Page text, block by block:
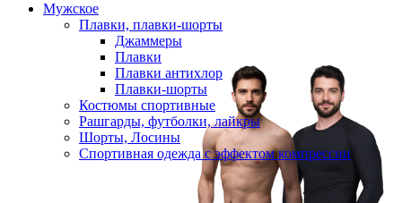
Мужское
Плавки, плавки-шорты
Джаммеры
Плавки
Плавки антихлор
Плавки-шорты
Костюмы спортивные
Рашгарды, футболки, лайкры
Шорты, Лосины
Спортивная одежда с эффектом компрессии